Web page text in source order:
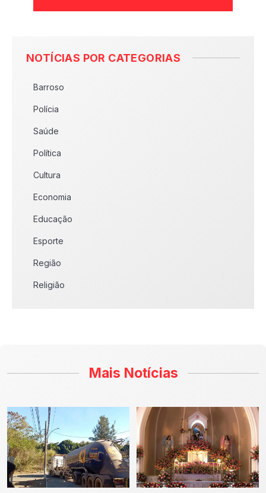
NOTÍCIAS POR CATEGORIAS
Barroso
Polícia
Saúde
Política
Cultura
Economia
Educação
Esporte
Região
Religião
Mais Notícias